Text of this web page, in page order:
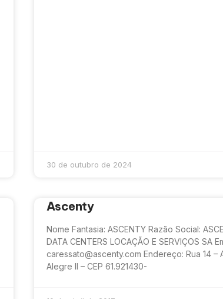
30 de outubro de 2024
Ascenty
Nome Fantasia: ASCENTY Razão Social:
DATA CENTERS LOCAÇÃO E SERVIÇOS SA
caressato@ascenty.com Endereço: Rua 14 –
Alegre II – CEP 61.921430-